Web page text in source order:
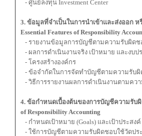
- ศูนย์ลงทุน Investment Center
3. ข้อมูลที่จำเป็นในการนำเข้าและส่งออก
Essential Features of Responsibility
- รายงานข้อมูลการบัญชีตามความรับผิดช
- ผลการดำเนินงานจริง เป้าหมาย และงบ
- โครงสร้างองค์กร
- ข้อจำกัดในการจัดทำบัญชีตามความรับ
- วิธีการรายงานผลการดำเนินงานตามคว
4. ข้อกำหนดเบื้องต้นของการบัญชีความรับผิ
of Responsibility Accounting
- กำหนดเป้าหมาย (Goals) และเป้าประสงค์
- ใช้การบัญชีตามความรับผิดชอบใช้วัดปร